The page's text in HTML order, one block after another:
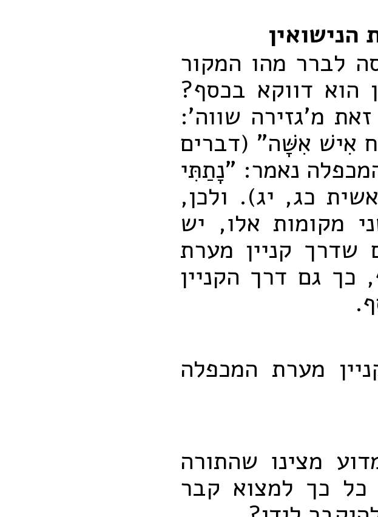
לברר מהו המקור
הוא דווקא בכסף?
מ'גזירה שווה':
אִישׁ אִשָּׁה" (דברים
נאמר: "נָתַתִּי
כג, יג). ולכן,
מקומות אלו, יש
קניין מערת
כך גם דרך הקניין
מערת המכפלה
מצינו שהתורה
כל כך למצוא קבר